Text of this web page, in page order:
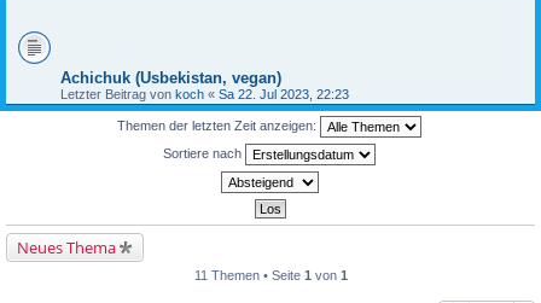
Achichuk (Usbekistan, vegan)
Letzter Beitrag von koch « Sa 22. Jul 2023, 22:23
Themen der letzten Zeit anzeigen:
Sortiere nach
Neues Thema
11 Themen • Seite 1von 1